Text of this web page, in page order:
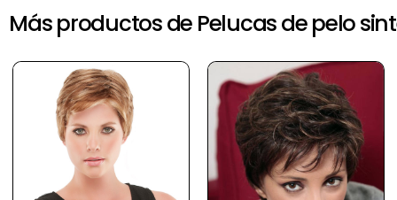
Más productos de Pelucas de pelo